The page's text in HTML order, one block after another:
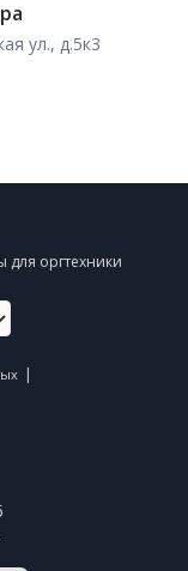
ул., д.5к3
оргтехники
|